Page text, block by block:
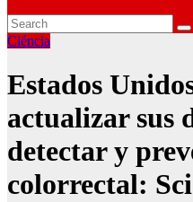
Ciéncia
Estados
actualizar sus
detectar y
colorrectal: